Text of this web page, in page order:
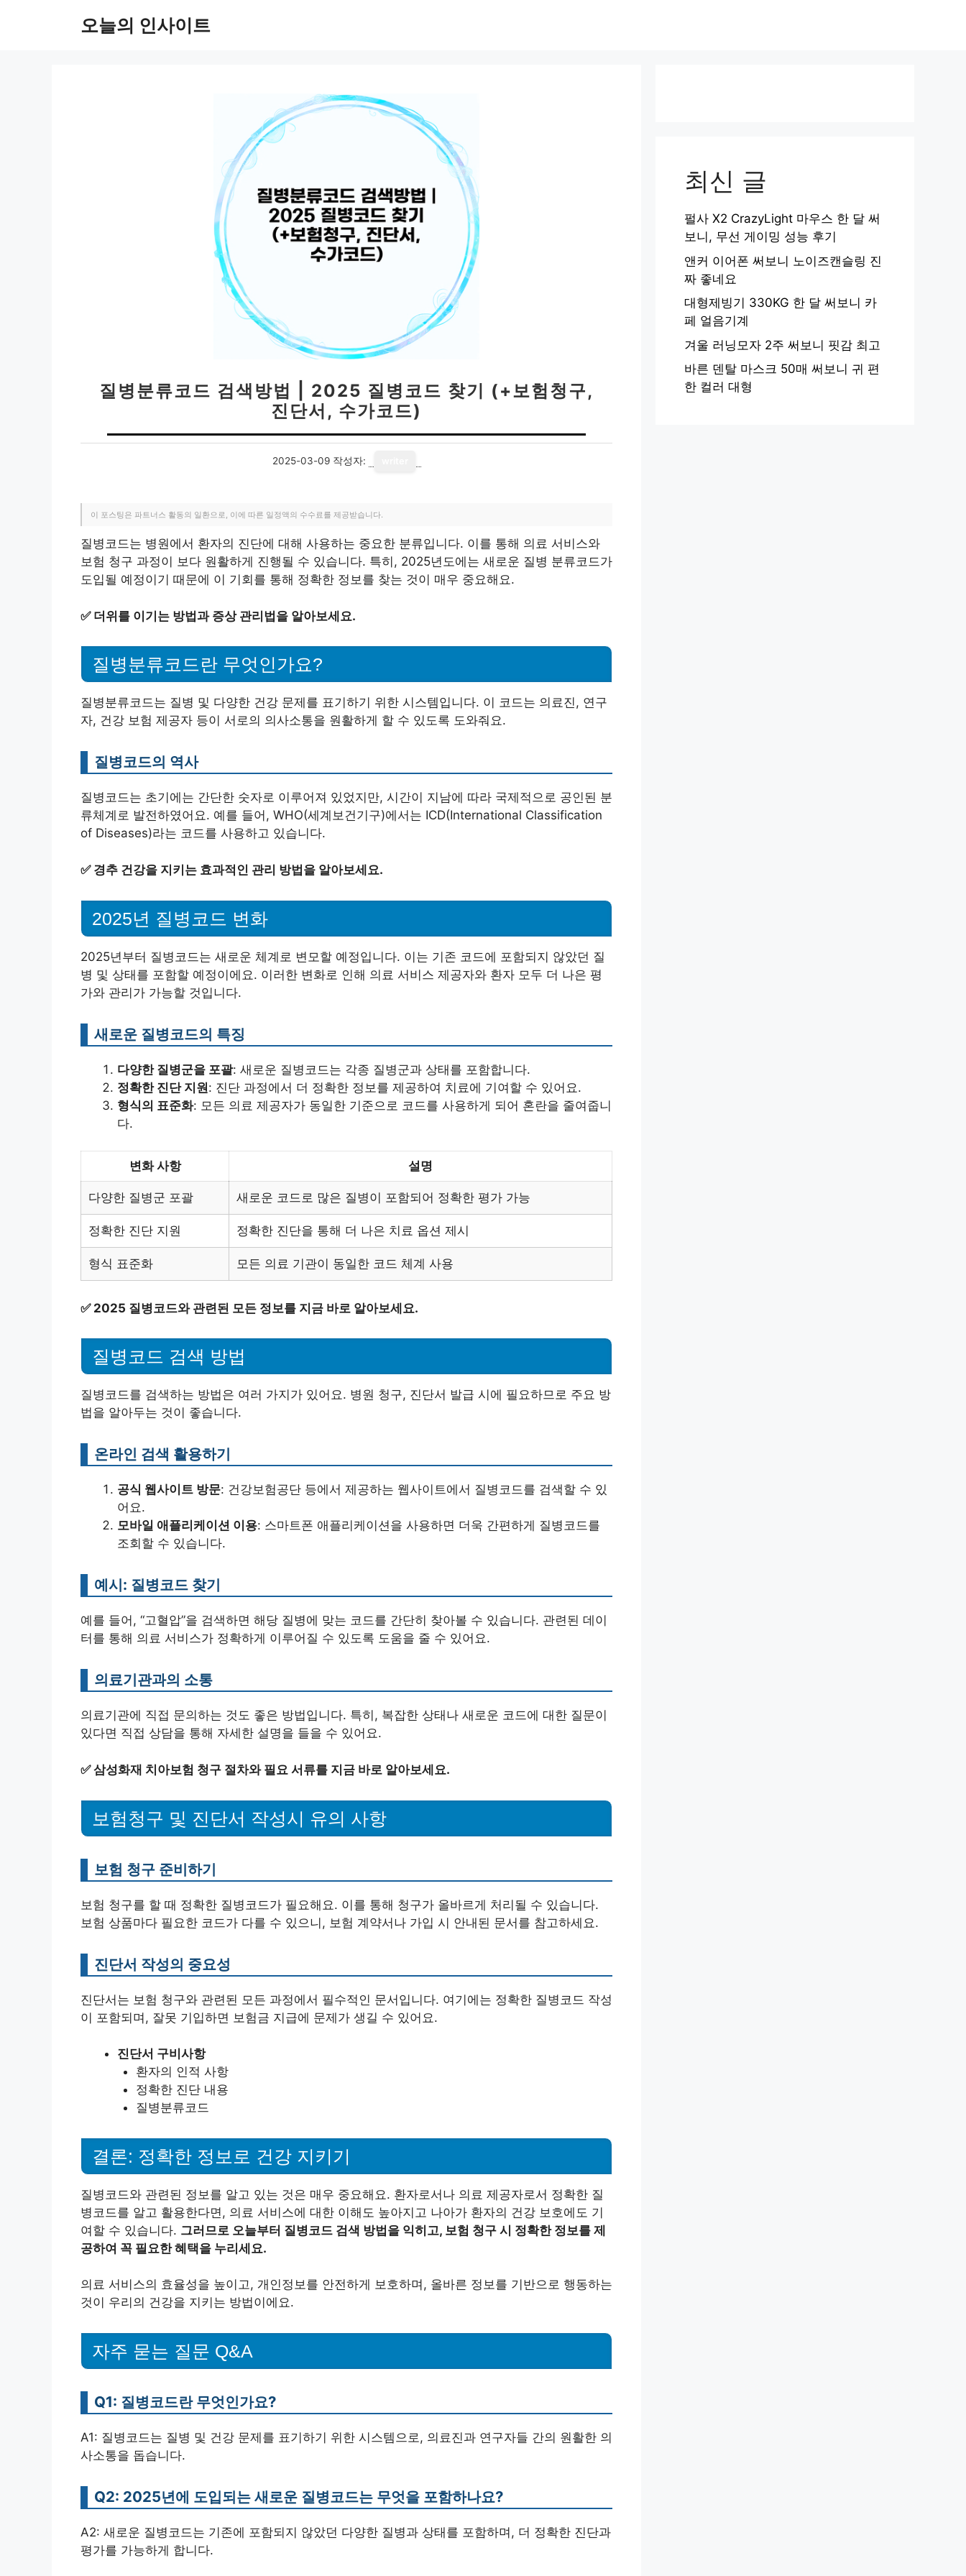
오늘의 인사이트
질병분류코드 검색방법 | 2025 질병코드 찾기 (+보험청구,
진단서, 수가코드)
2025-03-09 작성자:
이 포스팅은 파트너스 활동의 일환으로, 이에 따른 일정액의 수수료를 제공받습니다.
질병코드는 병원에서 환자의 진단에 대해 사용하는 중요한 분류입니다. 이를 통해 의료 서비스와
보험 청구 과정이 보다 원활하게 진행될 수 있습니다. 특히, 2025년도에는 새로운 질병 분류코드가
도입될 예정이기 때문에 이 기회를 통해 정확한 정보를 찾는 것이 매우 중요해요.
✅ 더위를 이기는 방법과 증상 관리법을 알아보세요.
질병분류코드란 무엇인가요?
질병분류코드는 질병 및 다양한 건강 문제를 표기하기 위한 시스템입니다. 이 코드는 의료진, 연구
자, 건강 보험 제공자 등이 서로의 의사소통을 원활하게 할 수 있도록 도와줘요.
질병코드의 역사
질병코드는 초기에는 간단한 숫자로 이루어져 있었지만, 시간이 지남에 따라 국제적으로 공인된 분
류체계로 발전하였어요. 예를 들어, WHO(세계보건기구)에서는 ICD(International Classification
of Diseases)라는 코드를 사용하고 있습니다.
✅ 경추 건강을 지키는 효과적인 관리 방법을 알아보세요.
2025년 질병코드 변화
2025년부터 질병코드는 새로운 체계로 변모할 예정입니다. 이는 기존 코드에 포함되지 않았던 질
병 및 상태를 포함할 예정이에요. 이러한 변화로 인해 의료 서비스 제공자와 환자 모두 더 나은 평
가와 관리가 가능할 것입니다.
새로운 질병코드의 특징
다양한 질병군을 포괄: 새로운 질병코드는 각종 질병군과 상태를 포함합니다.
정확한 진단 지원: 진단 과정에서 더 정확한 정보를 제공하여 치료에 기여할 수 있어요.
형식의 표준화: 모든 의료 제공자가 동일한 기준으로 코드를 사용하게 되어 혼란을 줄여줍니
다.
변화 사항 설명
다양한 질병군 포괄 새로운 코드로 많은 질병이 포함되어 정확한 평가 가능
정확한 진단 지원 정확한 진단을 통해 더 나은 치료 옵션 제시
형식 표준화 모든 의료 기관이 동일한 코드 체계 사용
✅ 2025 질병코드와 관련된 모든 정보를 지금 바로 알아보세요.
질병코드 검색 방법
질병코드를 검색하는 방법은 여러 가지가 있어요. 병원 청구, 진단서 발급 시에 필요하므로 주요 방
법을 알아두는 것이 좋습니다.
온라인 검색 활용하기
공식 웹사이트 방문: 건강보험공단 등에서 제공하는 웹사이트에서 질병코드를 검색할 수 있
어요.
모바일 애플리케이션 이용: 스마트폰 애플리케이션을 사용하면 더욱 간편하게 질병코드를
조회할 수 있습니다.
예시: 질병코드 찾기
예를 들어, “고혈압”을 검색하면 해당 질병에 맞는 코드를 간단히 찾아볼 수 있습니다. 관련된 데이
터를 통해 의료 서비스가 정확하게 이루어질 수 있도록 도움을 줄 수 있어요.
의료기관과의 소통
의료기관에 직접 문의하는 것도 좋은 방법입니다. 특히, 복잡한 상태나 새로운 코드에 대한 질문이
있다면 직접 상담을 통해 자세한 설명을 들을 수 있어요.
✅삼성화재 치아보험 청구 절차와 필요 서류를 지금 바로 알아보세요.
보험청구 및 진단서 작성시 유의 사항
보험 청구 준비하기
보험 청구를 할 때 정확한 질병코드가 필요해요. 이를 통해 청구가 올바르게 처리될 수 있습니다.
보험 상품마다 필요한 코드가 다를 수 있으니, 보험 계약서나 가입 시 안내된 문서를 참고하세요.
진단서 작성의 중요성
진단서는 보험 청구와 관련된 모든 과정에서 필수적인 문서입니다. 여기에는 정확한 질병코드 작성
이 포함되며, 잘못 기입하면 보험금 지급에 문제가 생길 수 있어요.
진단서 구비사항
환자의 인적 사항
정확한 진단 내용
질병분류코드
결론: 정확한 정보로 건강 지키기
질병코드와 관련된 정보를 알고 있는 것은 매우 중요해요. 환자로서나 의료 제공자로서 정확한 질
병코드를 알고 활용한다면, 의료 서비스에 대한 이해도 높아지고 나아가 환자의 건강 보호에도 기
여할 수 있습니다. 그러므로 오늘부터 질병코드 검색 방법을 익히고, 보험 청구 시 정확한 정보를 제
공하여 꼭 필요한 혜택을 누리세요.
의료 서비스의 효율성을 높이고, 개인정보를 안전하게 보호하며, 올바른 정보를 기반으로 행동하는
것이 우리의 건강을 지키는 방법이에요.
자주 묻는 질문 Q&A
Q1: 질병코드란 무엇인가요?
A1: 질병코드는 질병 및 건강 문제를 표기하기 위한 시스템으로, 의료진과 연구자들 간의 원활한 의
사소통을 돕습니다.
Q2: 2025년에 도입되는 새로운 질병코드는 무엇을 포함하나요?
A2: 새로운 질병코드는 기존에 포함되지 않았던 다양한 질병과 상태를 포함하며, 더 정확한 진단과
평가를 가능하게 합니다.
최신 글
펄사 X2 CrazyLight 마우스 한 달 써
보니, 무선 게이밍 성능 후기
앤커 이어폰 써보니 노이즈캔슬링 진
짜 좋네요
대형제빙기 330KG 한 달 써보니 카
페 얼음기계
겨울 러닝모자 2주 써보니 핏감 최고
바른 덴탈 마스크 50매 써보니 귀 편
한 컬러 대형